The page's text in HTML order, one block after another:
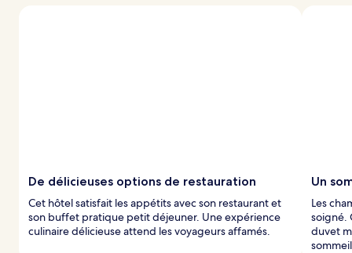
De délicieuses options de restauration
Cet hôtel satisfait les appétits avec son restaurant et
son buffet pratique petit déjeuner. Une expérience
culinaire délicieuse attend les voyageurs affamés.
Un
Les
soigné.
duvet